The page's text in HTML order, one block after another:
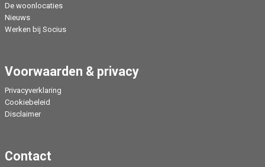
De woonlocaties
Nieuws
Werken bij Socius
Voorwaarden & privacy
Privacyverklaring
Cookiebeleid
Disclaimer
Contact